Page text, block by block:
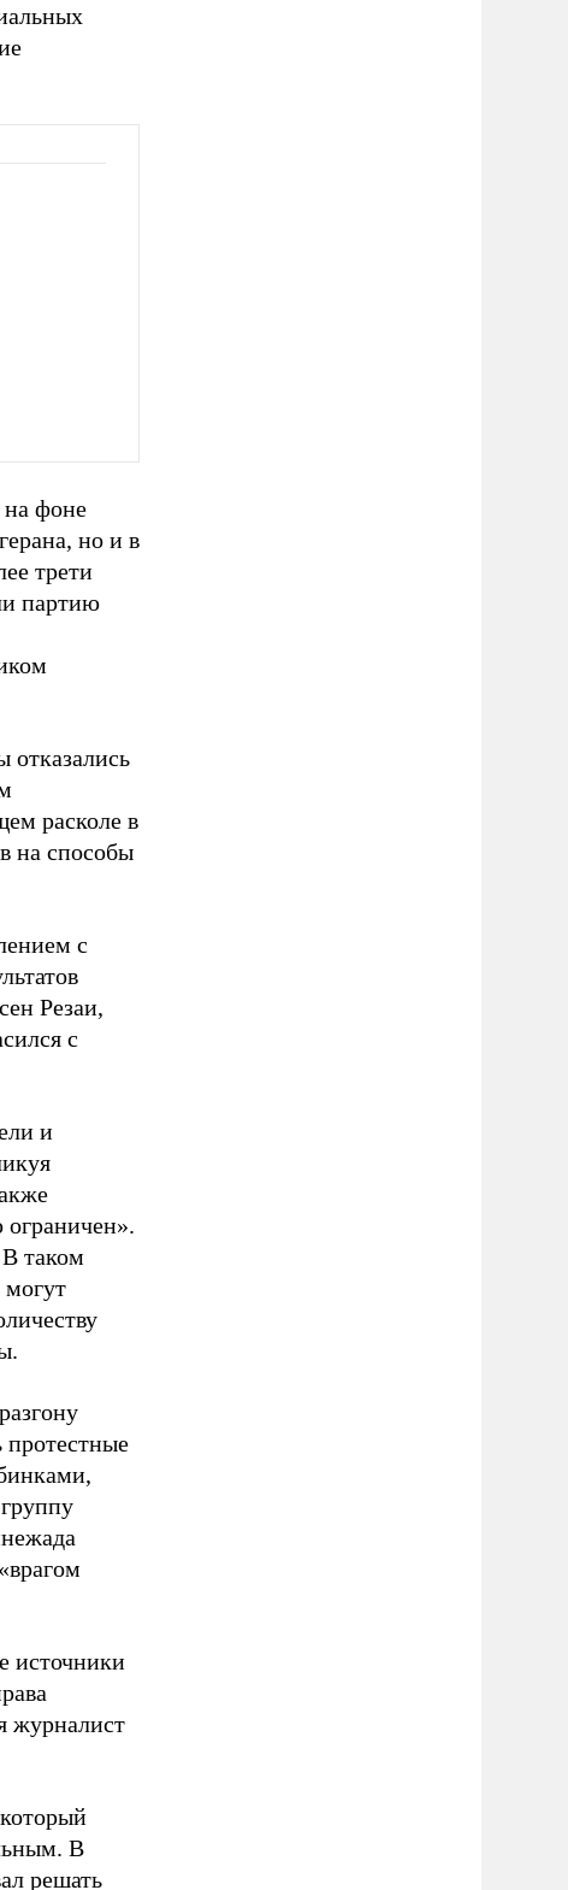
на фоне
но и в
трети
партию
отказались
расколе в
на способы
с
Резаи,
с
и
ограничен».
таком
протестные
источники
журналист
В
решать